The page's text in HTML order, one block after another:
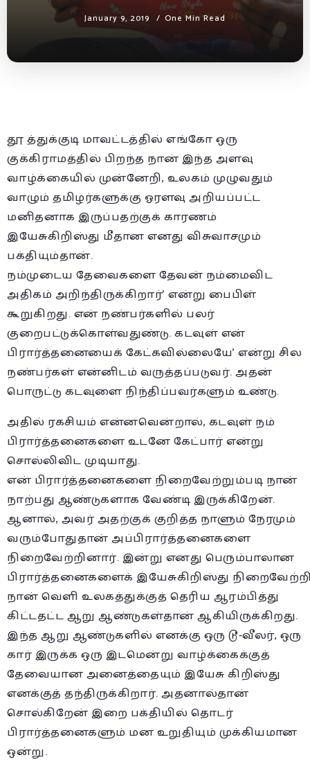
January 9, 2019 One Min Read
தூ த்துக்குடி மாவட்டத்தில் எங்கோ ஒரு
குக்கிராமத்தில் பிறந்த நான் இந்த அளவு
வாழ்க்கையில் முன்னேறி, உலகம் முழுவதும்
வாழும் தமிழர்களுக்கு ஓரளவு அறியப்பட்ட
மனிதனாக இருப்பதற்குக் காரணம்
இயேசுகிறிஸ்து மீதான எனது விசுவாசமும்
பக்தியும்தான்.
நம்முடைய தேவைகளை தேவன் நம்மைவிட
அதிகம் அறிந்திருக்கிறார்’ என்று பைபிள்
கூறுகிறது. என் நண்பர்களில் பலர்
குறைபட்டுக்கொள்வதுண்டு. கடவுள் என்
பிரார்த்தனையைக் கேட்கவில்லையே’ என்று சில
நண்பர்கள் என்னிடம் வருத்தப்படுவர். அதன்
பொருட்டு கடவுளை நிந்திப்பவர்களும் உண்டு.
அதில் ரகசியம் என்னவென்றால், கடவுள் நம்
பிரார்த்தனைகளை உடனே கேட்பார் என்று
சொல்லிவிட முடியாது.
என் பிரார்த்தனைகளை நிறைவேற்றும்படி நான்
நாற்பது ஆண்டுகளாக வேண்டி இருக்கிறேன்.
ஆனால், அவர் அதற்குக் குறித்த நாளும் நேரமும்
வரும்போதுதான் அப்பிரார்த்தனைகளை
நிறைவேற்றினார். இன்று எனது பெரும்பாலான
பிரார்த்தனைகளைக் இயேசுகிறிஸ்து
நான் வெளி உலகத்துக்குத் தெரிய ஆரம்பித்து
கிட்டதட்ட ஆறு ஆண்டுகள்தான் ஆகியிருக்கிறது.
இந்த ஆறு ஆண்டுகளில் எனக்கு ஒரு டூ-வீலர், ஒரு
கார் இருக்க ஒரு இடமென்று வாழ்க்கைக்குத்
தேவையான அனைத்தையும் இயேசு கிறிஸ்து
எனக்குத் தந்திருக்கிறார். அதனால்தான்
சொல்கிறேன் இறை பக்தியில் தொடர்
பிரார்த்தனைகளும் மன உறுதியும் முக்கியமான
ஒன்று.